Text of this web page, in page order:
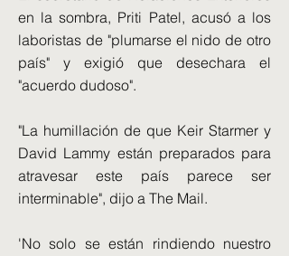
en la sombra, Priti Patel, acusó a los
laboristas de "plumarse el nido de otro
país" y exigió que desechara el
"acuerdo dudoso".
"La humillación de que Keir Starmer y
David Lammy están preparados para
atravesar este país parece ser
interminable", dijo a The Mail.
'No solo se están rindiendo nuestro